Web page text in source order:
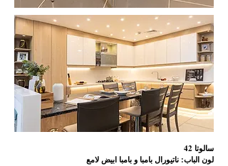
42 سالوتا
لون الباب: ناتيورال بامبا و بامبا ابيض لامع